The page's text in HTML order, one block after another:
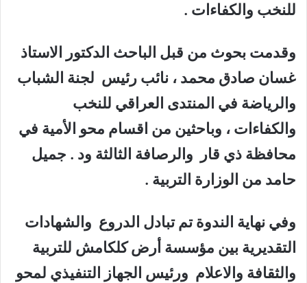
للنخب والكفاءات .
وقدمت بحوث من قبل الباحث الدكتور الاستاذ
غسان صادق محمد ، نائب رئيس لجنة الشباب
والرياضة في المنتدى العراقي للنخب
والكفاءات ، وباحثين من اقسام محو الأمية في
محافظة ذي قار والرصافة الثالثة ود . جميل
حامد من الوزارة التربية .
وفي نهاية الندوة تم تبادل الدروع والشهادات
التقديرية بين مؤسسة أرض كلكامش للتربية
والثقافة والاعلام ورئيس الجهاز التنفيذي لمحو